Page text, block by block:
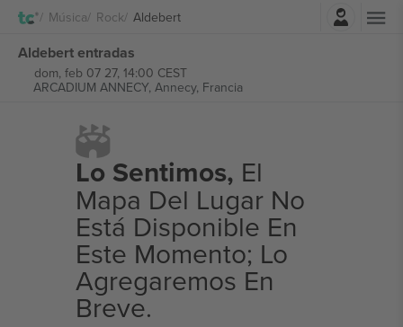
Música Rock Aldebert
Aldebert entradas
dom, feb 07 27, 14:00 CEST
ARCADIUM ANNECY, Annecy, Francia
Lo Sentimos, El
Mapa Del Lugar No
Está Disponible En
Este Momento; Lo
Agregaremos En
Breve.